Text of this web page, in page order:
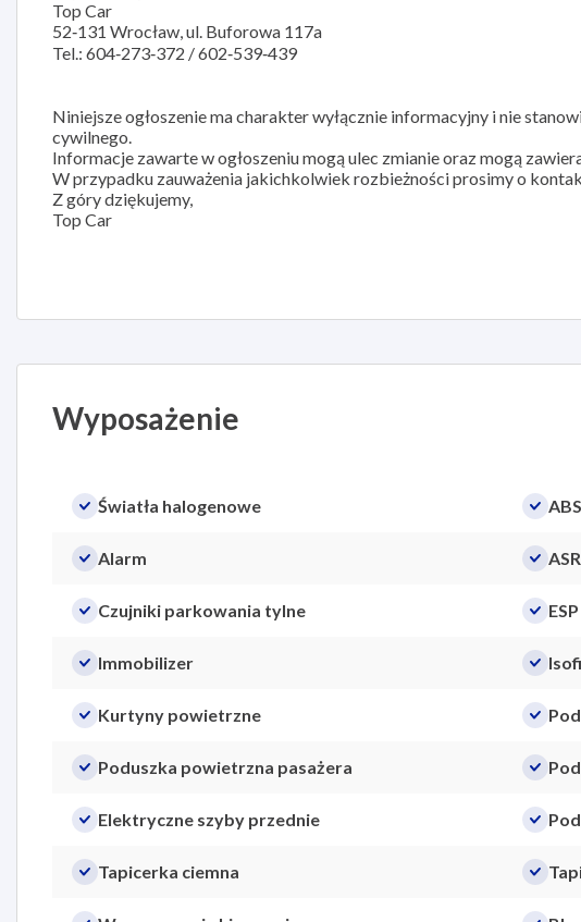
Top Car
52‑131 Wrocław, ul. Buforowa 117a
Tel.: 604‑273‑372 / 602‑539‑439
Niniejsze ogłoszenie ma charakter wyłącznie informacyjny i nie
cywilnego.
Informacje zawarte w ogłoszeniu mogą ulec zmianie oraz mogą
W przypadku zauważenia jakichkolwiek rozbieżności prosimy o
Z góry dziękujemy,
Top Car
Wyposażenie
Światła halogenowe ABS
Alarm
Czujniki parkowania tylne
Immobilizer
Kurtyny powietrzne
Poduszka powietrzna pasażera
Elektryczne szyby przednie
Tapicerka ciemna